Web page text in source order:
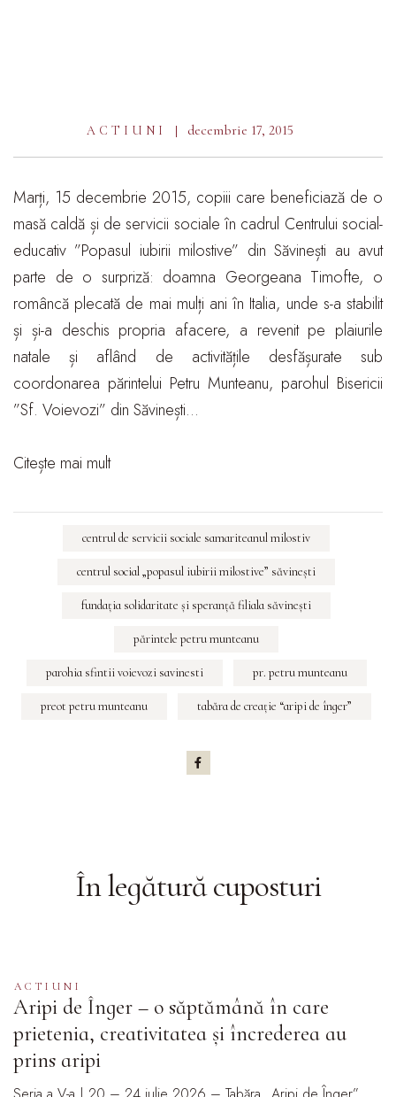
ACTIUNI decembrie 17, 2015
Marți, 15 decembrie 2015, copiii care beneficiază de o
masă caldă și de servicii sociale în cadrul Centrului social-
educativ ”Popasul iubirii milostive” din Săvinești au avut
parte de o surpriză: doamna Georgeana Timofte, o
româncă plecată de mai mulți ani în Italia, unde s-a stabilit
și și-a deschis propria afacere, a revenit pe plaiurile
natale și aflând de activitățile desfășurate sub
coordonarea părintelui Petru Munteanu, parohul Bisericii
”Sf. Voievozi” din Săvinești…
Citește mai mult
centrul de servicii sociale samariteanul milostiv
centrul social „popasul iubirii milostive” săvineşti
fundaţia solidaritate şi speranţă filiala săvineşti
părintele petru munteanu
parohia sfintii voievozi savinesti pr. petru munteanu
preot petru munteanu tabăra de creaţie “aripi de înger”
În legătură cuposturi
ACTIUNI
Aripi de Înger – o săptămână în care
prietenia, creativitatea și încrederea au
prins aripi